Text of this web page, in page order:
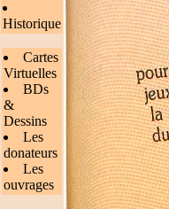
Historique
Cartes
Virtuelles
BDs
&
Dessins
Les
donateurs
Les
ouvrages